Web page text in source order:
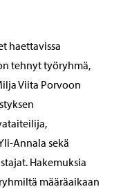
haettavissa
tehnyt työryhmä,
Viita Porvoon
Annala sekä
Hakemuksia
määräaikaan